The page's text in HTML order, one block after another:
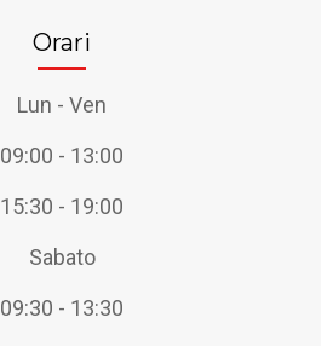
Orari
Lun - Ven
09:00 - 13:00
15:30 - 19:00
Sabato
09:30 - 13:30